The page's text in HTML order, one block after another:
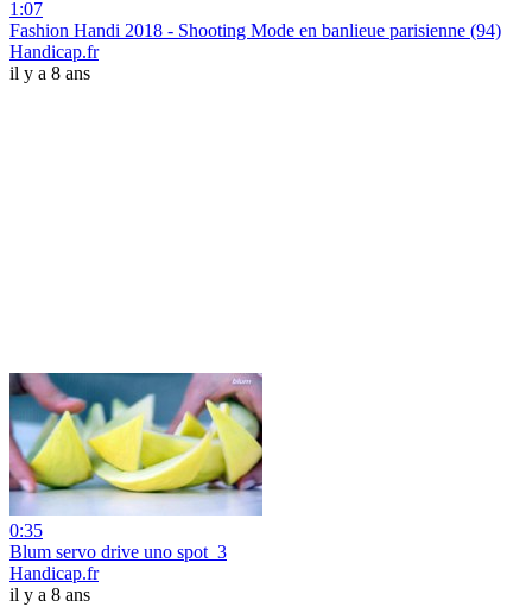
1:07
Fashion Handi 2018 - Shooting Mode en banlieue parisienne (94)
Handicap.fr
il y a 8 ans
0:35
Blum servo drive uno spot_3
Handicap.fr
il y a 8 ans